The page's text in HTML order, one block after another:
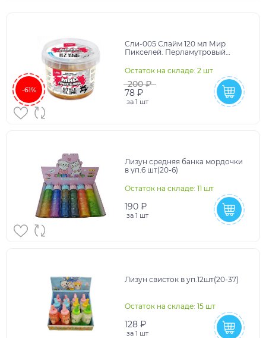
-61%
Сли-005 Слайм 120 мл Мир
Пикселей. Перламутровый
Остаток на складе: 2 шт
200 ₽
78 ₽
за 1 шт
Лизун средняя банка мордочки
в уп.6 шт(20-6)
Остаток на складе: 11 шт
190 ₽
за 1 шт
Лизун свисток в уп.12шт(20-37)
Остаток на складе: 15 шт
128 ₽
за 1 шт